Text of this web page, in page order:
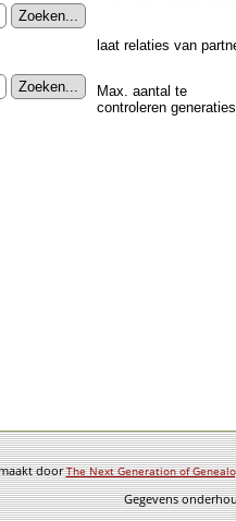
laat relaties van
Max. aantal te
controleren
doorThe Next Generation of
Gegevens